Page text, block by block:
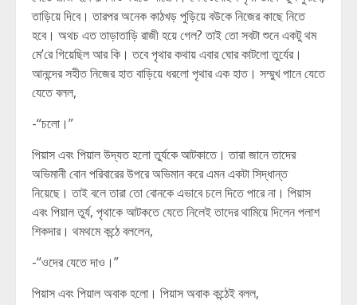
তাড়িয়ে দিবে। তারপর অনেক কাঠখড় পুড়িয়ে বউকে নিজের কাছে নিতে
হবে। অথচ এত তাড়াতাড়ি রাজী হয়ে গেল? তাই তো সবটা শুনে একটু থম
মে’রে গিয়েছিল আর কি। তবে পৃথার কথায় এবার ঘোর কাটলো তুর্যের।
আনন্দের সহীত নিজের হাত বাড়িয়ে ধরলো পৃথার এক হাত। সম্মুখ পানে যেতে
যেতে বলল,
-“চলো।”
পিয়াস এবং পিয়াল উদ্যত হলো তুর্যকে আটকাতে। তারা জানে তাদের
অভিমানী বোন পরিবারের উপরে অভিমান করে এমন একটা সিদ্ধান্ত
নিয়েছে। তাই বলে তারা তো বোনকে এভাবে চলে দিতে পারে না। পিয়াস
এবং পিয়াল তুর্য, পৃথাকে আটকতে যেতে নিলেই তাদের থামিয়ে দিলেন পলাশ
শিকদার। থমথমে কন্ঠে বললেন,
-“ওদের যেতে দাও।”
পিয়াস এবং পিয়াল অবাক হলো। পিয়াস অবাক কন্ঠেই বলল,